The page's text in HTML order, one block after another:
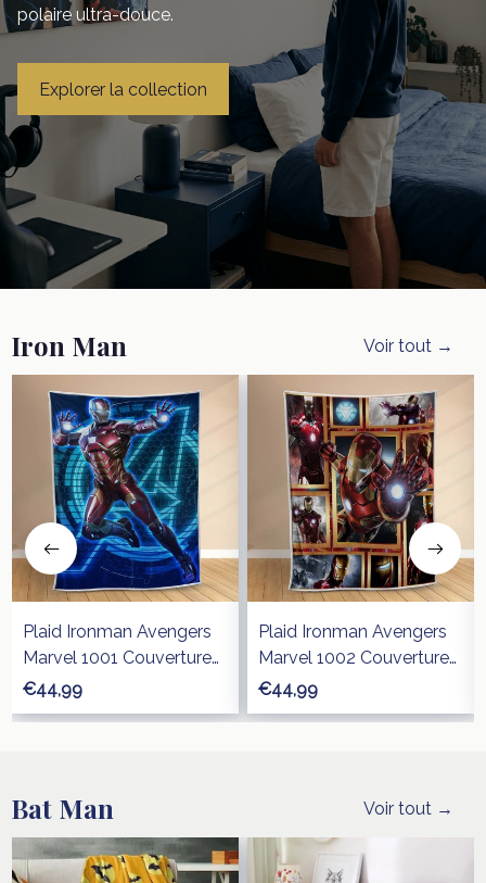
polaire ultra-douce.
Explorer la collection
Iron Man Voir tout →
Plaid Ironman Avengers
Marvel 1001 Couverture
Polaire Plaid Canapé
€44,99
Plaid Ironman Avengers
Marvel 1002 Couverture
Polaire Plaid Canapé
€44,99
Bat Man Voir tout →